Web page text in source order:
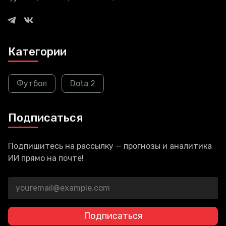
Категории
Футбол Dota 2
Подписаться
Подпишитесь на рассылку — прогнозы и аналитика
ИИ прямо на почте!
Подписаться